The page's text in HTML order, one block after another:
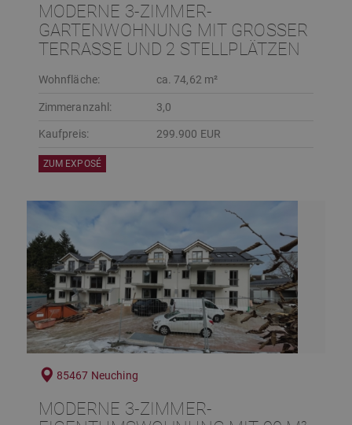
MODERNE 3-ZIMMER-
GARTENWOHNUNG MIT GROSSER T
ERRASSE UND 2 STELLPLÄTZEN
Wohnfläche: ca. 74,62 m²
Zimmeranzahl: 3,0
Kaufpreis: 299.900 EUR
ZUM EXPOSÉ
85467 Neuching
MODERNE 3-ZIMMER-